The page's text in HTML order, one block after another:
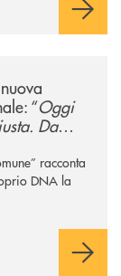
“Oggi
Da
racconta
DNA la